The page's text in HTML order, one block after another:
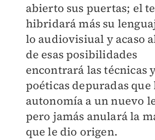
abierto sus puertas; el
hibridará más su
lo audiovisiual y acaso
de esas posibilidades
encontrará las técnicas
poéticas depuradas que
autonomía a un nuevo
pero jamás anulará la
que le dio origen.